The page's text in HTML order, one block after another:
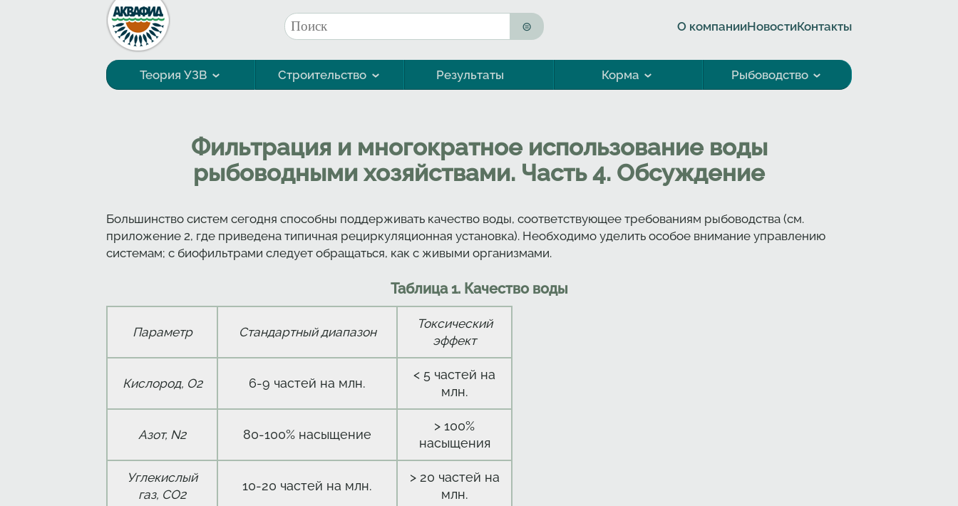
Перейти к основному содержанию
Форма поиска
Поиск О компанииНовостиКонтакты
Теория УЗВ Строительство Результаты Корма Рыбоводство
Фильтрация и многократное использование воды
рыбоводными хозяйствами. Часть 4. Обсуждение
Большинство систем сегодня способны поддерживать качество воды, соответствующее требованиям рыбоводства (см.
приложение 2, где приведена типичная рециркуляционная установка). Необходимо уделить особое внимание управлению
системам; с биофильтрами следует обращаться, как с живыми организмами.
Таблица 1. Качество воды
Параметр Стандартный диапазон
Токсический
эффект
Кислород, O2 6-9 частей на млн.
< 5 частей на
млн.
Азот, N2 80-100% насыщение
> 100%
насыщения
Углекислый
газ, CO2
10-20 частей на млн.
> 20 частей на
млн.